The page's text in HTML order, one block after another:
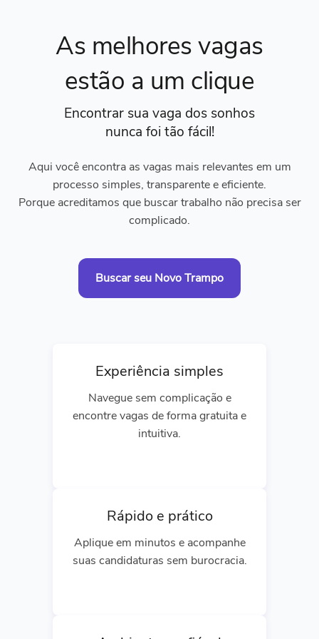
As melhores vagas
estão a um clique
Encontrar sua vaga dos sonhos
nunca foi tão fácil!
Aqui você encontra as vagas mais relevantes em um
processo simples, transparente e eficiente.
Porque acreditamos que buscar trabalho não precisa ser
complicado.
Buscar seu Novo Trampo
Experiência simples
Navegue sem complicação e
encontre vagas de forma gratuita e
intuitiva.
Rápido e prático
Aplique em minutos e acompanhe
suas candidaturas sem burocracia.